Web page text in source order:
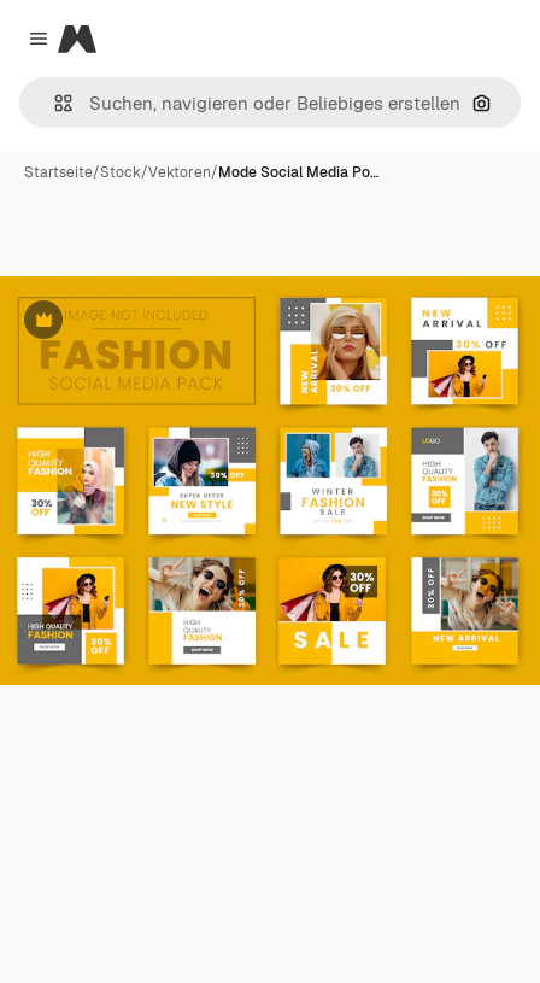
Close menu
Magnific
Nach
Startseite/Stock/Vektoren/Mode Social Media Po…
Premium